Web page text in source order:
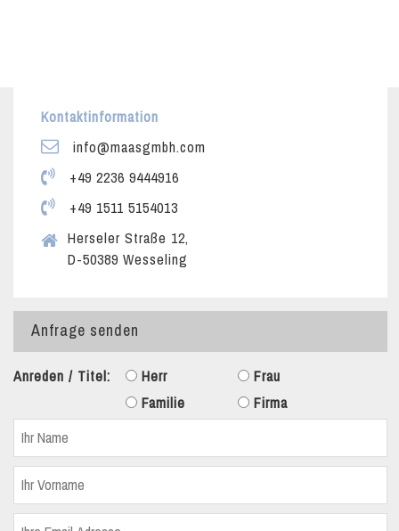
Kontaktinformation
info@maasgmbh.com
+49 2236 9444916
+49 1511 5154013
Herseler Straße 12,
D-50389 Wesseling
Anfrage senden
Anreden / Titel: Herr
Frau
Familie
Firma